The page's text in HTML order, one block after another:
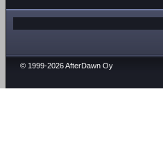
© 1999-2026 AfterDawn Oy